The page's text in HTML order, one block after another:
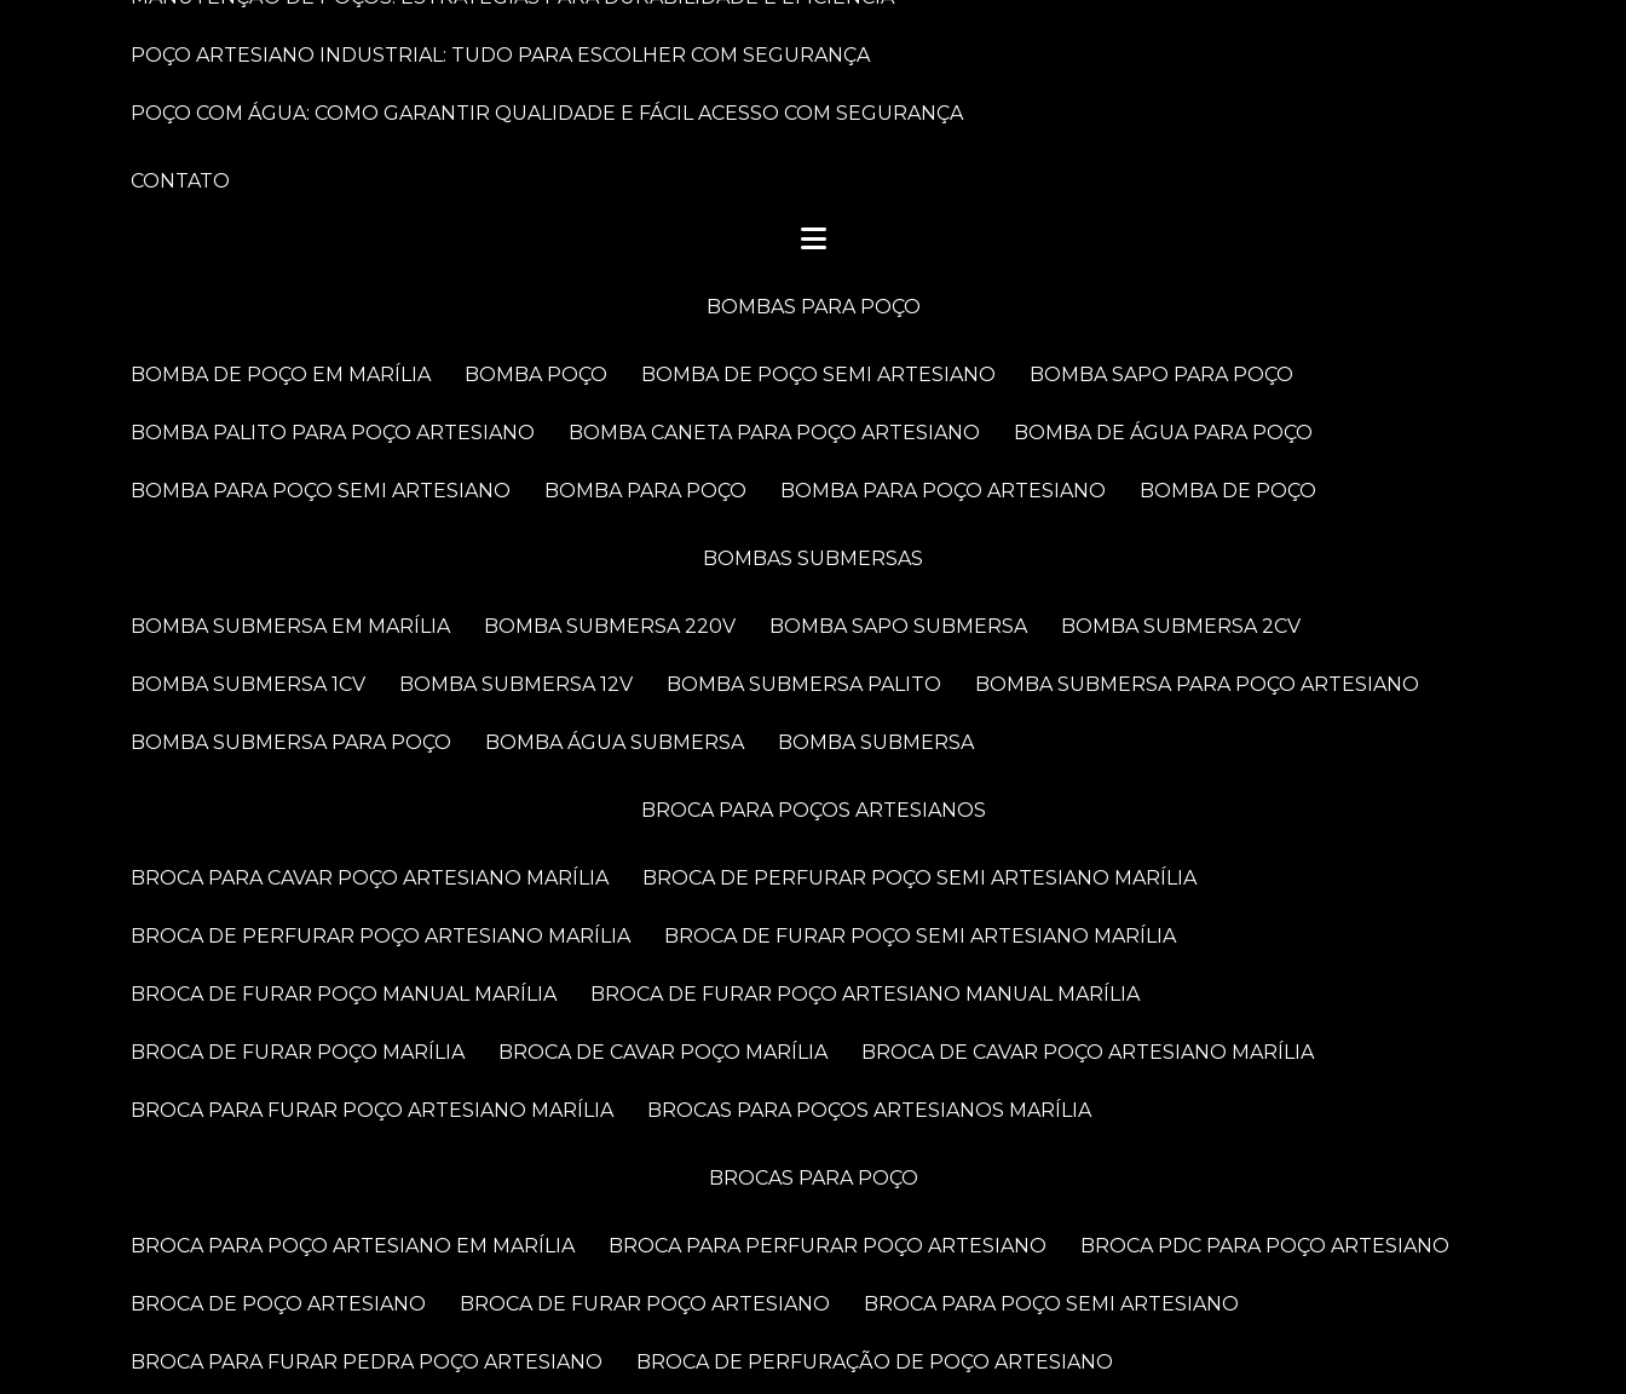
POÇO ARTESIANO INDUSTRIAL: TUDO PARA ESCOLHER COM SEGURANÇA
POÇO COM ÁGUA: COMO GARANTIR QUALIDADE E FÁCIL ACESSO COM SEGURANÇA
CONTATO
BOMBAS PARA POÇO
BOMBA DE POÇO EM MARÍLIA BOMBA POÇO BOMBA DE POÇO SEMI ARTESIANO BOMBA SAPO PARA POÇO
BOMBA PALITO PARA POÇO ARTESIANO BOMBA CANETA PARA POÇO ARTESIANO BOMBA DE ÁGUA PARA POÇO
BOMBA PARA POÇO SEMI ARTESIANO BOMBA PARA POÇO BOMBA PARA POÇO ARTESIANO BOMBA DE POÇO
BOMBAS SUBMERSAS
BOMBA SUBMERSA EM MARÍLIA BOMBA SUBMERSA 220V BOMBA SAPO SUBMERSA BOMBA SUBMERSA 2CV
BOMBA SUBMERSA 1CV BOMBA SUBMERSA 12V BOMBA SUBMERSA PALITO BOMBA SUBMERSA PARA POÇO ARTESIANO
BOMBA SUBMERSA PARA POÇO BOMBA ÁGUA SUBMERSA BOMBA SUBMERSA
BROCA PARA POÇOS ARTESIANOS
BROCA PARA CAVAR POÇO ARTESIANO MARÍLIA BROCA DE PERFURAR POÇO SEMI ARTESIANO MARÍLIA
BROCA DE PERFURAR POÇO ARTESIANO MARÍLIA BROCA DE FURAR POÇO SEMI ARTESIANO MARÍLIA
BROCA DE FURAR POÇO MANUAL MARÍLIA BROCA DE FURAR POÇO ARTESIANO MANUAL MARÍLIA
BROCA DE FURAR POÇO MARÍLIA BROCA DE CAVAR POÇO MARÍLIA BROCA DE CAVAR POÇO ARTESIANO MARÍLIA
BROCA PARA FURAR POÇO ARTESIANO MARÍLIA BROCAS PARA POÇOS ARTESIANOS MARÍLIA
BROCAS PARA POÇO
BROCA PARA POÇO ARTESIANO EM MARÍLIA BROCA PARA PERFURAR POÇO ARTESIANO BROCA PDC PARA POÇO ARTESIANO
BROCA DE POÇO ARTESIANO BROCA DE FURAR POÇO ARTESIANO BROCA PARA POÇO SEMI ARTESIANO
BROCA PARA FURAR PEDRA POÇO ARTESIANO BROCA DE PERFURAÇÃO DE POÇO ARTESIANO